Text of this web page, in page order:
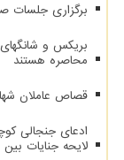
برگزاری
بریکس و
محاصره هستند
قصاص عاملان
ادعای جنجالی
لایحه جنایات